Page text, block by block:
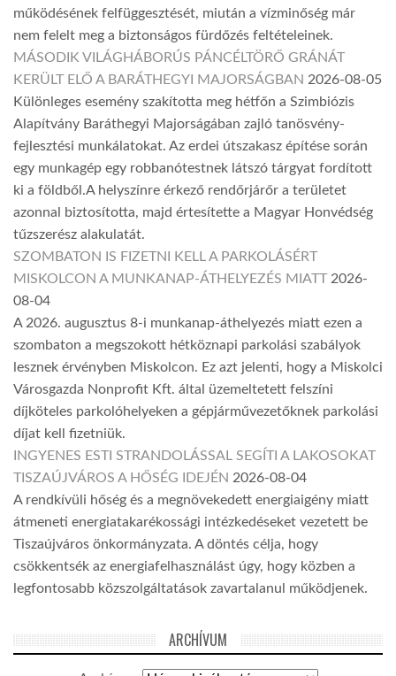
működésének felfüggesztését, miután a vízminőség már
nem felelt meg a biztonságos fürdőzés feltételeinek.
MÁSODIK VILÁGHÁBORÚS PÁNCÉLTÖRŐ GRÁNÁT
KERÜLT ELŐ A BARÁTHEGYI MAJORSÁGBAN 2026-08-05
Különleges esemény szakította meg hétfőn a Szimbiózis
Alapítvány Baráthegyi Majorságában zajló tanösvény-
fejlesztési munkálatokat. Az erdei útszakasz építése során
egy munkagép egy robbanótestnek látszó tárgyat fordított
ki a földből.A helyszínre érkező rendőrjárőr a területet
azonnal biztosította, majd értesítette a Magyar Honvédség
tűzszerész alakulatát.
SZOMBATON IS FIZETNI KELL A PARKOLÁSÉRT
MISKOLCON A MUNKANAP-ÁTHELYEZÉS MIATT 2026-
08-04
A 2026. augusztus 8-i munkanap-áthelyezés miatt ezen a
szombaton a megszokott hétköznapi parkolási szabályok
lesznek érvényben Miskolcon. Ez azt jelenti, hogy a Miskolci
Városgazda Nonprofit Kft. által üzemeltetett felszíni
díjköteles parkolóhelyeken a gépjárművezetőknek parkolási
díjat kell fizetniük.
INGYENES ESTI STRANDOLÁSSAL SEGÍTI A LAKOSOKAT
TISZAÚJVÁROS A HŐSÉG IDEJÉN 2026-08-04
A rendkívüli hőség és a megnövekedett energiaigény miatt
átmeneti energiatakarékossági intézkedéseket vezetett be
Tiszaújváros önkormányzata. A döntés célja, hogy
csökkentsék az energiafelhasználást úgy, hogy közben a
legfontosabb közszolgáltatások zavartalanul működjenek.
ARCHÍVUM